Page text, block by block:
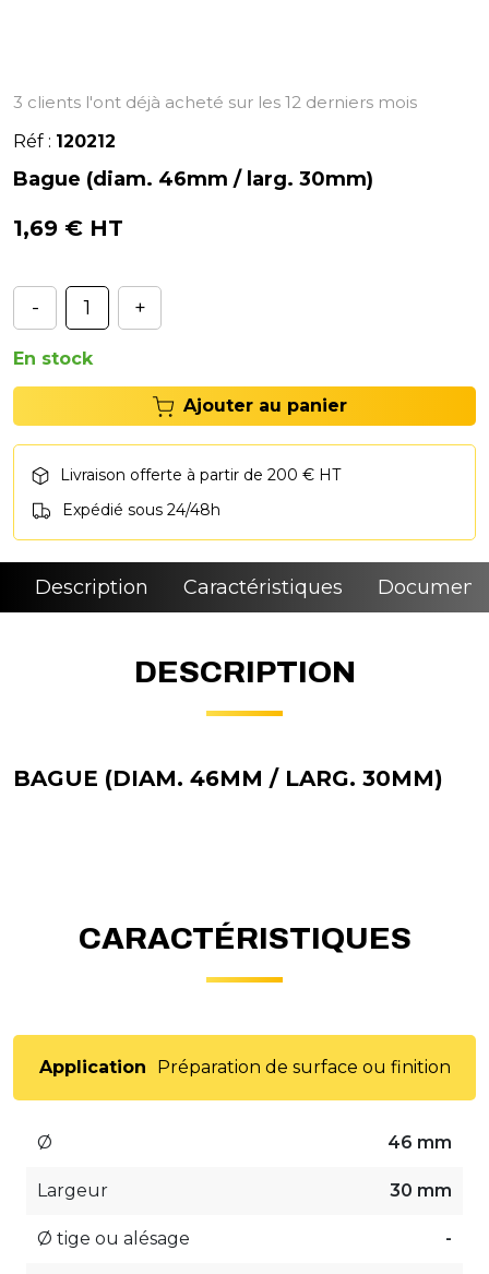
3 clients l'ont déjà acheté sur les 12 derniers mois
Réf : 120212
Bague (diam. 46mm / larg. 30mm)
1,69 € HT
- +
En stock
Ajouter au panier
Livraison offerte à partir de 200 € HT
Expédié sous 24/48h
Description Caractéristiques
DESCRIPTION
BAGUE (DIAM. 46MM / LARG. 30MM)
CARACTÉRISTIQUES
Application Préparation de surface ou finition
Ø 46 mm
Largeur 30 mm
Ø tige ou alésage -